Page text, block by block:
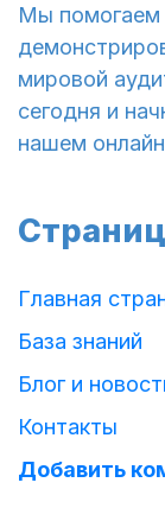
Мы помогаем
мировой
сегодня и
нашем
Главная
База знаний
Блог и
Контакты
Добавить